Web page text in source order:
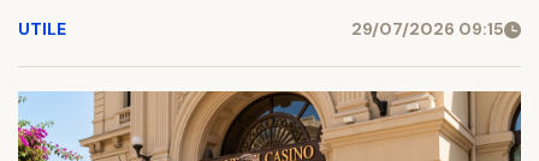
UTILE 29/07/2026 09:15